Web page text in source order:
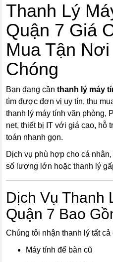
Thanh Lý
Quận 7 Giá
Mua Tận
Chóng
Bạn đang cầnthanh lý máy
tìm được đơn vị uy tín, thu
thanh lý máy tính văn phòng,
net, thiết bị IT với giá cao, hỗ
toán nhanh gọn.
Dịch vụ phù hợp cho cá
số lượng lớn hoặc thanh lý
Dịch Vụ Thanh
Quận 7 Bao
Chúng tôi nhận thanh lý tất cả
Máy tính để bàn cũ